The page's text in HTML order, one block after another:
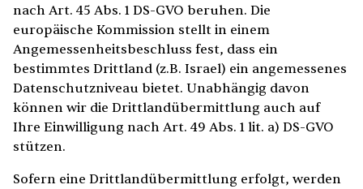
nach Art. 45 Abs. 1 DS-GVO beruhen. Die
europäische Kommission stellt in einem
Angemessenheitsbeschluss fest, dass ein
bestimmtes Drittland (z.B. Israel) ein angemessenes
Datenschutzniveau bietet. Unabhängig davon
können wir die Drittlandübermittlung auch auf
Ihre Einwilligung nach Art. 49 Abs. 1 lit. a) DS-GVO
stützen.
Sofern eine Drittlandübermittlung erfolgt, werden